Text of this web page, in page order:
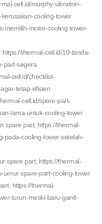
cell.id/murphy-vibration-
cooling-tower
memilih-motor-cooling-tower-
thermal-cell.id/10-tanda-
part-segera
cell.id/checklist-
tetap-efisien
cell.id/spare-part-
lama-untuk-cooling-tower
spare part: https://thermal-
pada-cooling-tower-setelah-
spare part: https://thermal-
umur-spare-part-cooling-tower
https://thermal-
turun-meski-baru-ganti-